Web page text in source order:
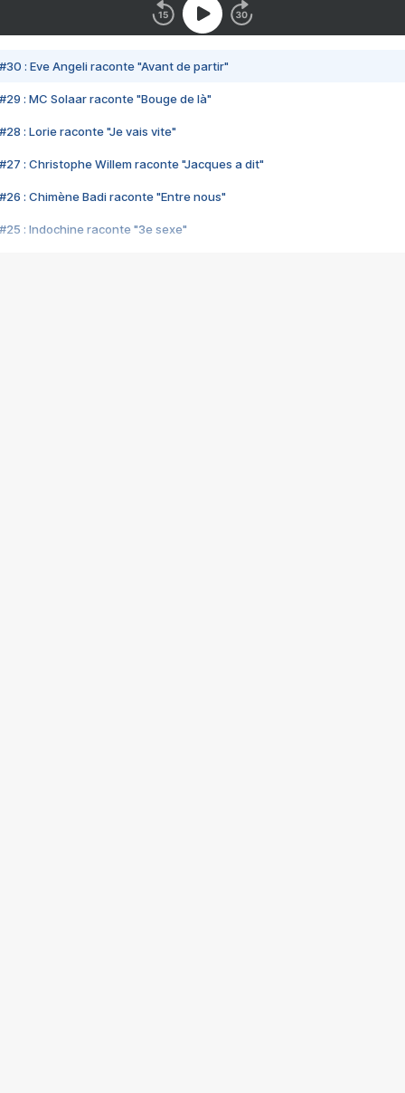
#30 : Eve Angeli raconte "Avant de partir"
#29 : MC Solaar raconte "Bouge de là"
#28 : Lorie raconte "Je vais vite"
#27 : Christophe Willem raconte "Jacques a dit"
#26 : Chimène Badi raconte "Entre nous"
#25 : Indochine raconte "3e sexe"